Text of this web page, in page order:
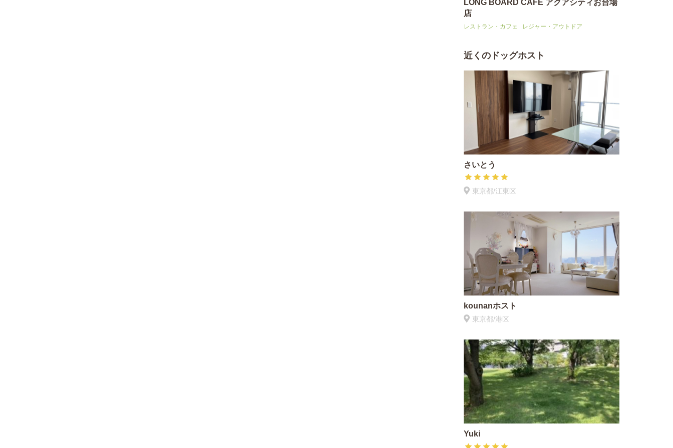
LONG BOARD CAFE アクアシティお台場
店
レストラン・カフェ レジャー・アウトドア
近くのドッグホスト
さいとう
東京都/江東区
kounanホスト
東京都/港区
Yuki